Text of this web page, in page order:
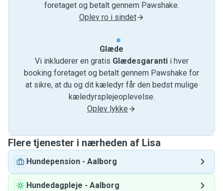
foretaget og betalt gennem Pawshake.
Oplev ro i sindet
Glæde
Vi inkluderer en gratis Glædesgarantii hver
booking foretaget og betalt gennem Pawshake for
at sikre, at du og dit kæledyr får den bedst mulige
kæledyrsplejeoplevelse.
Oplev lykke
Flere tjenester i nærheden af ​​Lisa
Hundepension - Aalborg
Hundedagpleje - Aalborg